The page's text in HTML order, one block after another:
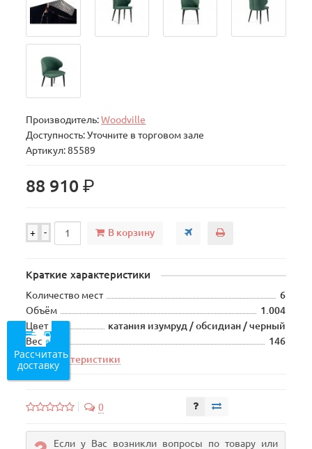
Производитель:Woodville
Доступность: Уточните в торговом зале
Артикул: 85589
88 910р.
+ - В корзину
Краткие характеристики
Количество мест
6
Объём
1.004
Цвет
катания изумруд / обсидиан / черный
Вес
146
Все характеристики
0
Если у Вас возникли вопросы по товару или
Рассчитать
доставку